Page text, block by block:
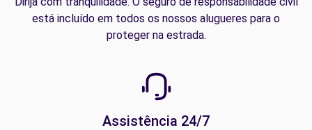
está incluído em todos os nossos alugueres para o
proteger na estrada.
Assistência 24/7